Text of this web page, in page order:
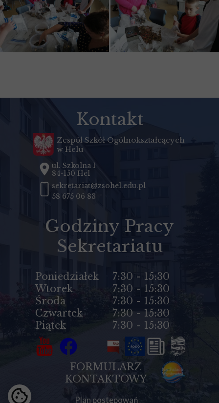
Kontakt
Zespół Szkół Ogólnokształcących
w Helu
ul. Szkolna 1
84-150 Hel
sekretariat@zsohel.edu.pl
58 675 06 83
FORMULARZ
KONTAKTOWY
Godziny Pracy
Sekretariatu
Poniedziałek
Wtorek
Środa
Czwartek
Piątek
7:30 - 15:30
7:30 - 15:30
7:30 - 15:30
7:30 - 15:30
7:30 - 15:30
Plan postepowań